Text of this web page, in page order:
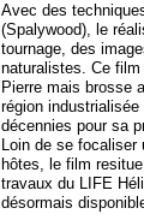
Avec des
(Spalywood), le
tournage, des
naturalistes. Ce
Pierre mais brosse
région
décennies pour sa
Loin de se
hôtes, le film
travaux du LIFE
désormais